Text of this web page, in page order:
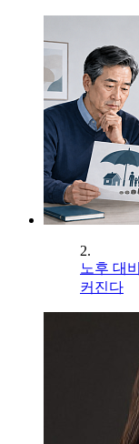
2.
노후 대
커진다